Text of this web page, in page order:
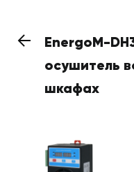
EnergoM-
осушитель
шкафах